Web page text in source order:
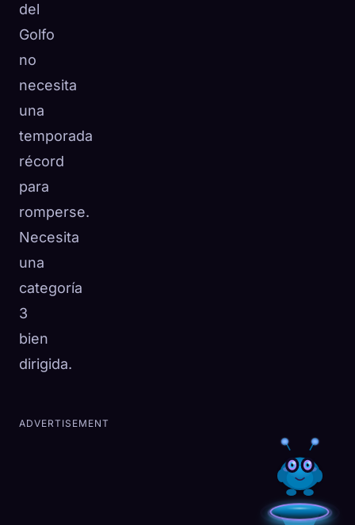
del
Golfo
no
necesita
una
temporada
récord
para
romperse.
Necesita
una
categoría
3
bien
dirigida.
ADVERTISEMENT